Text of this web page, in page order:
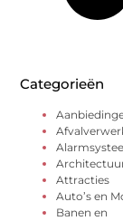
Categorieën
Attracties
Auto’s en
Banen en